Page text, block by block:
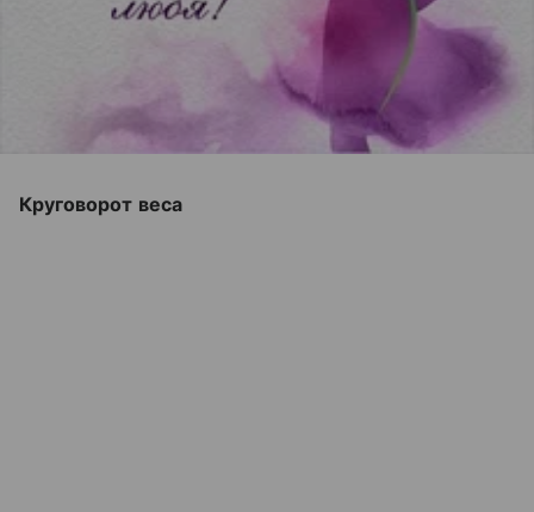
Круговорот веса